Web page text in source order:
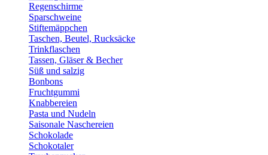
Regenschirme
Sparschweine
Stiftemäppchen
Taschen, Beutel, Rucksäcke
Trinkflaschen
Tassen, Gläser & Becher
Süß und salzig
Bonbons
Fruchtgummi
Knabbereien
Pasta und Nudeln
Saisonale Naschereien
Schokolade
Schokotaler